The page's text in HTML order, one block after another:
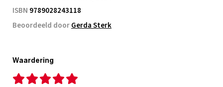
ISBN 9789028243118
Beoordeeld doorGerda Sterk
Waardering